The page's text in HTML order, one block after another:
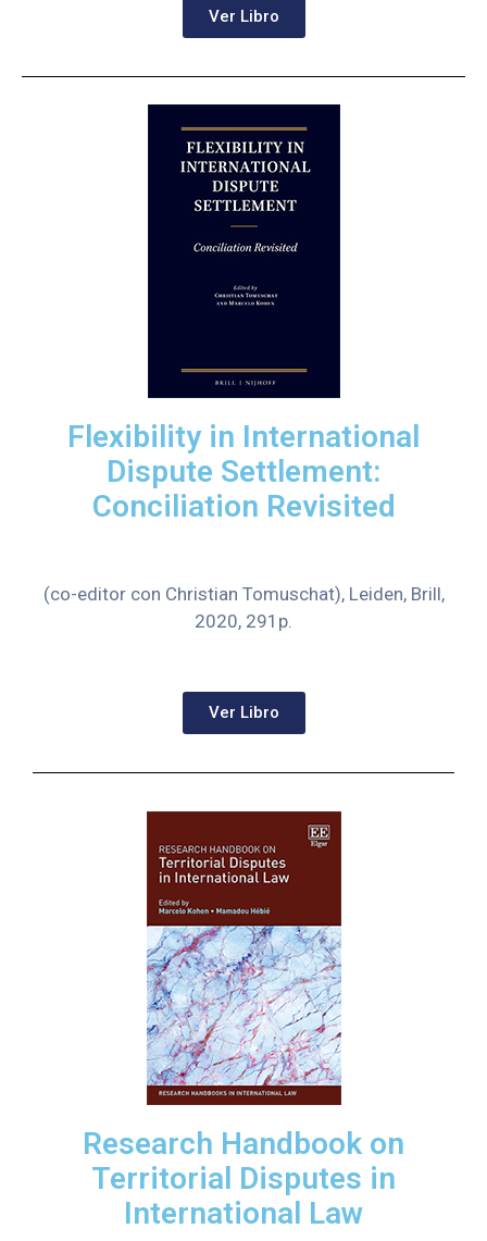
Ver Libro
Flexibility in International
Dispute Settlement:
Conciliation Revisited
(co-editor con Christian Tomuschat), Leiden, Brill,
2020, 291p.
Ver Libro
Research Handbook on
Territorial Disputes in
International Law